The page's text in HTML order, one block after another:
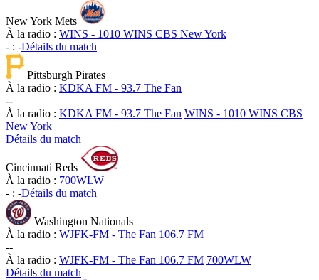
New York Mets
À la radio : WINS - 1010 WINS CBS New York
- : -Détails du match
Pittsburgh Pirates
À la radio : KDKA FM - 93.7 The Fan
--
À la radio : KDKA FM - 93.7 The Fan WINS - 1010 WINS CBS
New York
Détails du match
Cincinnati Reds
À la radio : 700WLW
- : -Détails du match
Washington Nationals
À la radio : WJFK-FM - The Fan 106.7 FM
--
À la radio : WJFK-FM - The Fan 106.7 FM 700WLW
Détails du match